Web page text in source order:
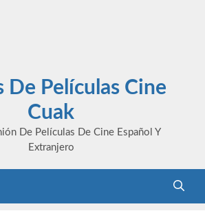
De Películas Cine
Cuak
De Películas De Cine Español Y
Extranjero